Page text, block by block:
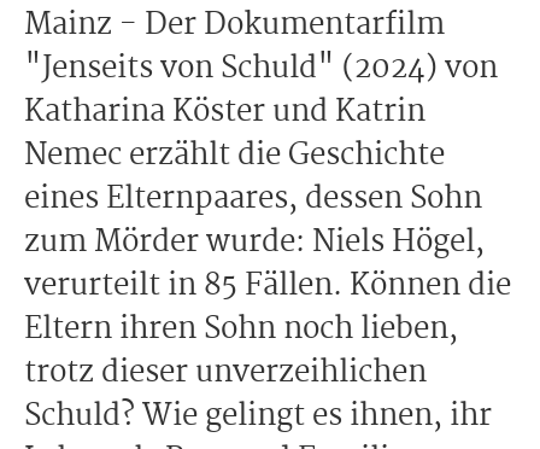
Mainz - Der Dokumentarfilm
"Jenseits von Schuld" (2024) von
Katharina Köster und Katrin
Nemec erzählt die Geschichte
eines Elternpaares, dessen Sohn
zum Mörder wurde: Niels Högel,
verurteilt in 85 Fällen. Können die
Eltern ihren Sohn noch lieben,
trotz dieser unverzeihlichen
Schuld? Wie gelingt es ihnen, ihr